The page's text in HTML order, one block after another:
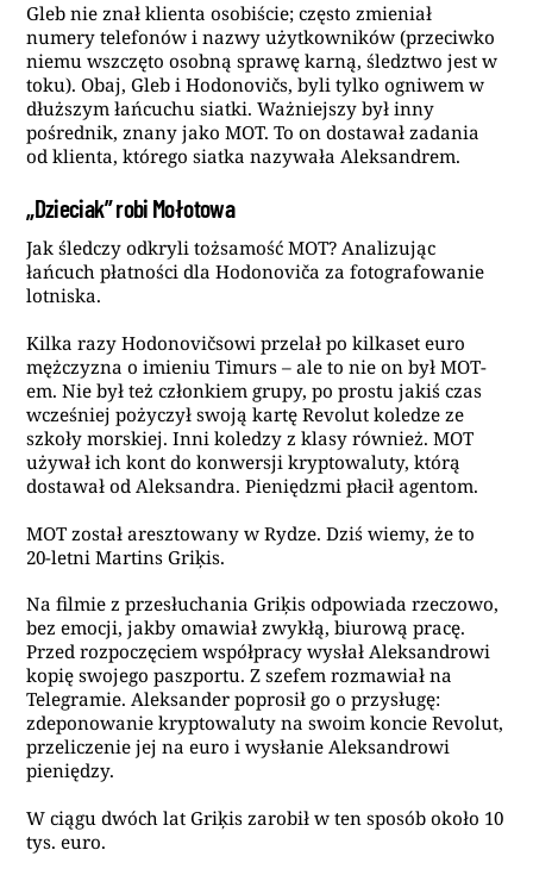
Gleb nie znał klienta osobiście; często zmieniał
numery telefonów i nazwy użytkowników (przeciwko
niemu wszczęto osobną sprawę karną, śledztwo jest w
toku). Obaj, Gleb i Hodonovičs, byli tylko ogniwem w
dłuższym łańcuchu siatki. Ważniejszy był inny
pośrednik, znany jako MOT. To on dostawał zadania
od klienta, którego siatka nazywała Aleksandrem.
„Dzieciak” robi Mołotowa
Jak śledczy odkryli tożsamość MOT? Analizując
łańcuch płatności dla Hodonoviča za fotografowanie
lotniska.
Kilka razy Hodonovičsowi przelał po kilkaset euro
mężczyzna o imieniu Timurs – ale to nie on był MOT-
em. Nie był też członkiem grupy, po prostu jakiś czas
wcześniej pożyczył swoją kartęRevolutkoledze ze
szkoły morskiej. Inni koledzy z klasy również. MOT
używał ich kont do konwersji kryptowaluty, którą
dostawał od Aleksandra. Pieniędzmi płacił agentom.
MOT został aresztowany w Rydze. Dziś wiemy, że to
20-letni Martins Griķis.
Na filmie z przesłuchania Griķis odpowiada rzeczowo,
bez emocji, jakby omawiał zwykłą, biurową pracę.
Przed rozpoczęciem współpracy wysłał Aleksandrowi
kopię swojego paszportu. Z szefem rozmawiał na
Telegramie. Aleksander poprosił go o przysługę:
zdeponowanie kryptowaluty na swoim koncie Revolut,
przeliczenie jej na euro i wysłanie Aleksandrowi
pieniędzy.
W ciągu dwóch lat Griķis zarobił w ten sposób około 10
tys. euro.